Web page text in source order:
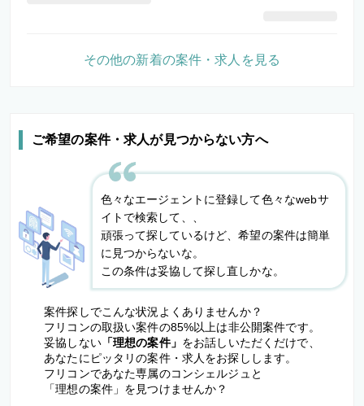
ご希望の案件・求人が見つからない方へ
色々なエージェントに登録して色々なwebサ
イトで検索して、、
頑張って探しているけど、希望の案件は簡単
に見つからないな。
この条件は妥協して探し直しかな。
案件探しでこんな状況よくありませんか？
フリコンの取扱い案件の85%以上は非公開案件です。
妥協しない「理想の案件」 をお話しいただくだけで、
あなたにピッタリの案件・求人をお探しします。
フリコンであなた専属のコンシェルジュと
「理想の案件」を見つけませんか？
その他の新着の案件・求人を見る